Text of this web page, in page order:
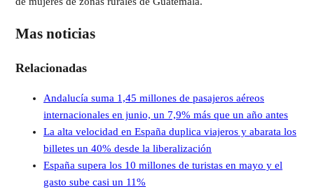
Mas noticias
Relacionadas
Andalucía suma 1,45 millones de pasajeros aéreos
internacionales en junio, un 7,9% más que un año antes
La alta velocidad en España duplica viajeros y abarata los
billetes un 40% desde la liberalización
España supera los 10 millones de turistas en mayo y el
gasto sube casi un 11%